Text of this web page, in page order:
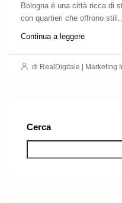
Bologna è una città ricca di
con quartieri che offrono stili...
Continua a leggere
di RealDigitale | Marketing
Cerca